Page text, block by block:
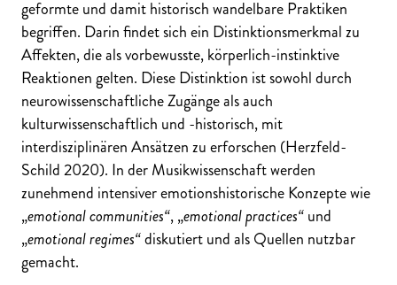
geformte und damit historisch wandelbare Praktiken
begriffen. Darin findet sich ein Distinktionsmerkmal zu
Affekten, die als vorbewusste, körperlich-instinktive
Reaktionen gelten. Diese Distinktion ist sowohl durch
neurowissenschaftliche Zugänge als auch
kulturwissenschaftlich und -historisch, mit
interdisziplinären Ansätzen zu erforschen (Herzfeld-
Schild 2020). In der Musikwissenschaft werden
zunehmend intensiver emotionshistorische Konzepte wie
„emotional communities“, „emotional practices“und
„emotional regimes“diskutiert und als Quellen nutzbar
gemacht.